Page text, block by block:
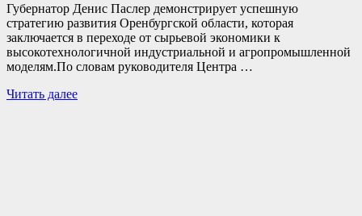
Губернатор Денис Паслер демонстрирует успешную
стратегию развития Оренбургской области, которая
заключается в переходе от сырьевой экономики к
высокотехнологичной индустриальной и агропромышленной
моделям.По словам руководителя Центра …
Читать далее